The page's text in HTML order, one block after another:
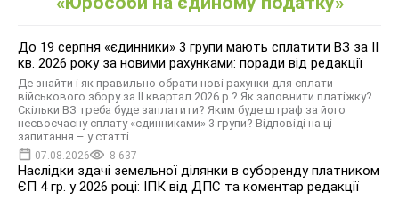
До 19 серпня «єдинники» 3 групи мають сплатити ВЗ за ІІ
кв. 2026 року за новими рахунками: поради від редакції
Де знайти і як правильно обрати нові рахунки для сплати
військового збору за ІІ квартал 2026 р.? Як заповнити платіжку?
Скільки ВЗ треба буде заплатити? Яким буде штраф за його
несвоєчасну сплату «єдинниками» 3 групи? Відповіді на ці
запитання – у статті
07.08.2026 8 637
Наслідки здачі земельної ділянки в суборенду платником
ЄП 4 гр. у 2026 році: ІПК від ДПС та коментар редакції